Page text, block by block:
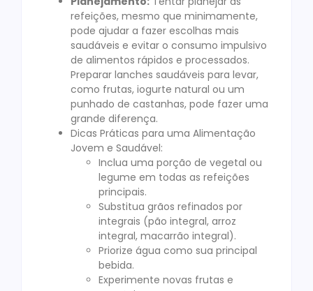
refeições, mesmo que minimamente,
pode ajudar a fazer escolhas mais
saudáveis e evitar o consumo impulsivo
de alimentos rápidos e processados.
Preparar lanches saudáveis para levar,
como frutas, iogurte natural ou um
punhado de castanhas, pode fazer uma
grande diferença.
Dicas Práticas para uma Alimentação
Jovem e Saudável:
Inclua uma porção de vegetal ou
legume em todas as refeições
principais.
Substitua grãos refinados por
integrais (pão integral, arroz
integral, macarrão integral).
Priorize água como sua principal
bebida.
Experimente novas frutas e